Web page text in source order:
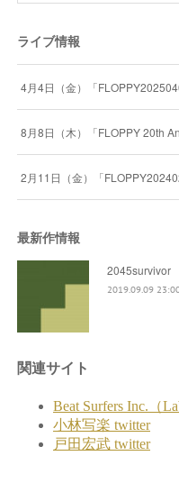
ライブ情報
4月4日（金）「
8月8日（木）「FLOPPY 20th
2月11日（金）「
最新作情報
2045survivor
2019.09.09